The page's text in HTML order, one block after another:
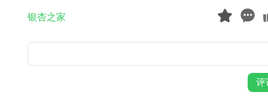
银杏之家
评